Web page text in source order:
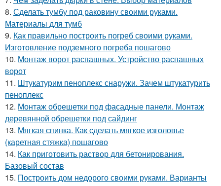
8. Сделать тумбу под раковину своими руками.
Материалы для тумб
9. Как правильно построить погреб своими руками.
Изготовление подземного погреба пошагово
10. Монтаж ворот распашных. Устройство распашных
ворот
11. Штукатурим пеноплекс снаружи. Зачем штукатурить
пеноплекс
12. Монтаж обрешетки под фасадные панели. Монтаж
деревянной обрешетки под сайдинг
13. Мягкая спинка. Как сделать мягкое изголовье
(каретная стяжка) пошагово
14. Как приготовить раствор для бетонирования.
Базовый состав
15. Построить дом недорого своими руками. Варианты